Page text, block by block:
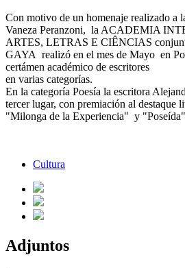
Con motivo de un homenaje realizado a
Vaneza Peranzoni, la ACADEMIA
ARTES, LETRAS E CIÊNCIAS
GAYA realizó en el mes de Mayo en
certámen académico de escritores
en varias categorías.
En la categoría Poesía la escritora
tercer lugar, con premiación al destaque
"Milonga de la Experiencia" y
Cultura
Adjuntos